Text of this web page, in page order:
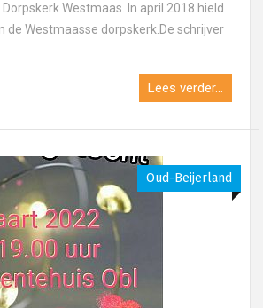
Westmaas. In april 2018 hield
de Westmaasse dorpskerk.De schrijver
Lees verder...
Oud-Beijerland